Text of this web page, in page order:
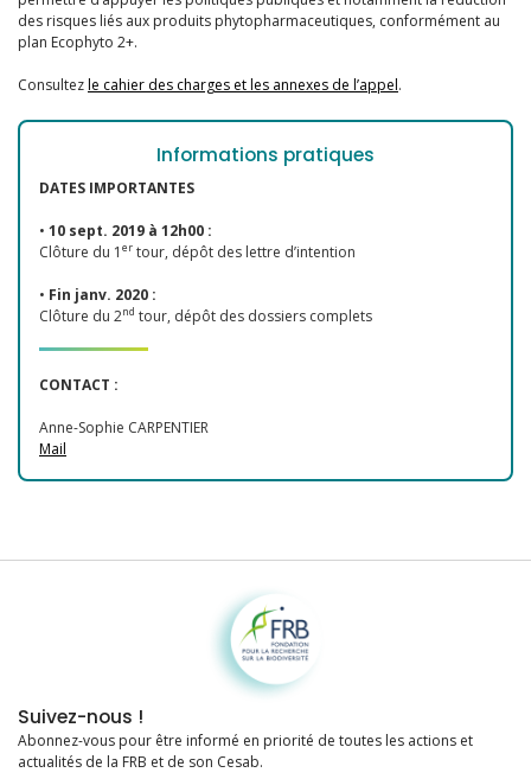
des risques liés aux produits phytopharmaceutiques, conformément au
plan Ecophyto 2+.
Consultezle cahier des charges et les annexes de l’appel.
Informations pratiques
DATES IMPORTANTES
• 10 sept. 2019 à 12h00 :
Clôture du 1 er tour, dépôt des lettre d’intention
• Fin janv. 2020 :
Clôture du 2nd tour, dépôt des dossiers complets
CONTACT :
Anne-Sophie CARPENTIER
Mail
Fondation pour la recherche sur la biodiversité
Suivez-nous !
Abonnez-vous pour être informé en priorité de toutes les actions et
actualités de la FRB et de son Cesab.